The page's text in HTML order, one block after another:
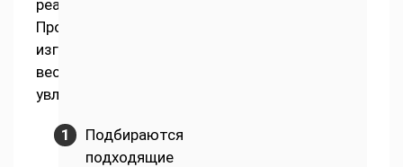
реалистичностью.
Процесс
изготовления
весьма
увлекательный:
Подбираются
подходящие